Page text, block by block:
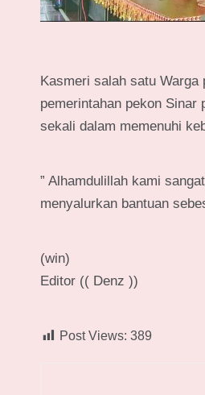
Kasmeri salah satu Warga
pemerintahan pekon Sinar
sekali dalam memenuhi
” Alhamdulillah kami
menyalurkan bantuan
(win)
Editor (( Denz ))
Post Views: 389